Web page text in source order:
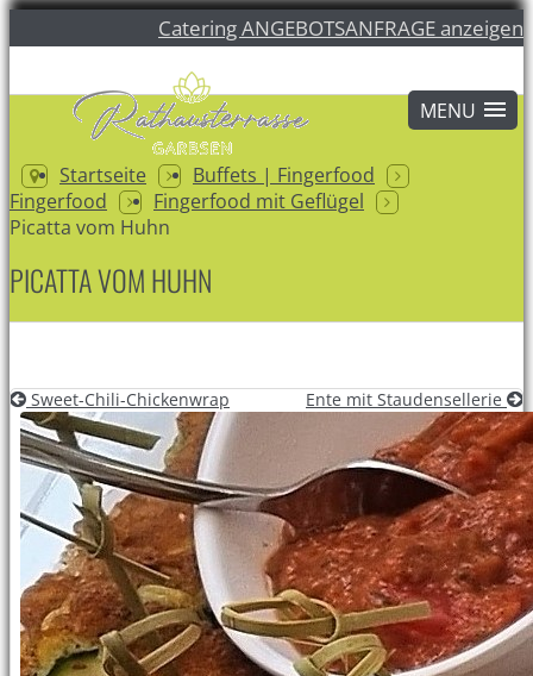
Catering ANGEBOTSANFRAGE anzeigen
Startseite
Buffets | Fingerfood
Fingerfood
Fingerfood mit Geflügel
Picatta vom Huhn
PICATTA VOM HUHN
Sweet-Chili-Chickenwrap Ente mit Staudensellerie